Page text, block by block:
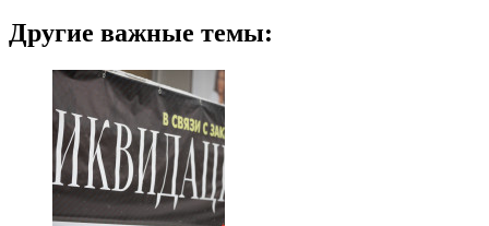
Другие важные темы: